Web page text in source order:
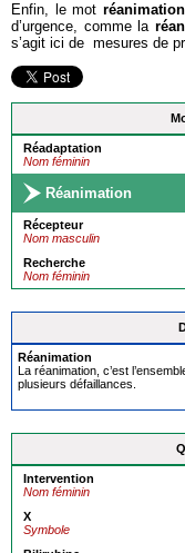
Réadaptation
Nom féminin
Réanimation
Récepteur
Nom masculin
Recherche
Nom féminin
Réanimation
La réanimation, c’est
plusieurs défaillances.
Intervention
Nom féminin
X
Symbole
Enfin, le motréanimation
d’urgence, comme la
s’agit ici de mesures de